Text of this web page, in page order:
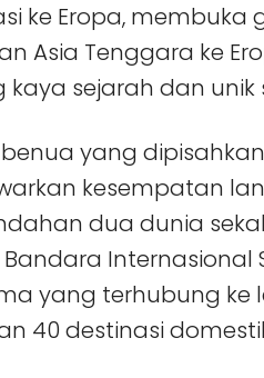
ke Eropa,
Asia Tenggara ke
kaya sejarah dan
yang
kesempatan
dua dunia
Internasional
yang terhubung ke
40 destinasi